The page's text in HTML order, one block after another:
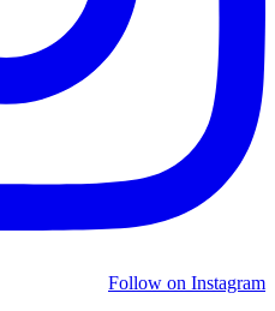
Follow on Instagram